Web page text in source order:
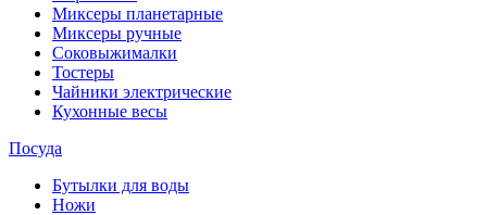
Миксеры планетарные
Миксеры ручные
Соковыжималки
Тостеры
Чайники электрические
Кухонные весы
Посуда
Бутылки для воды
Ножи